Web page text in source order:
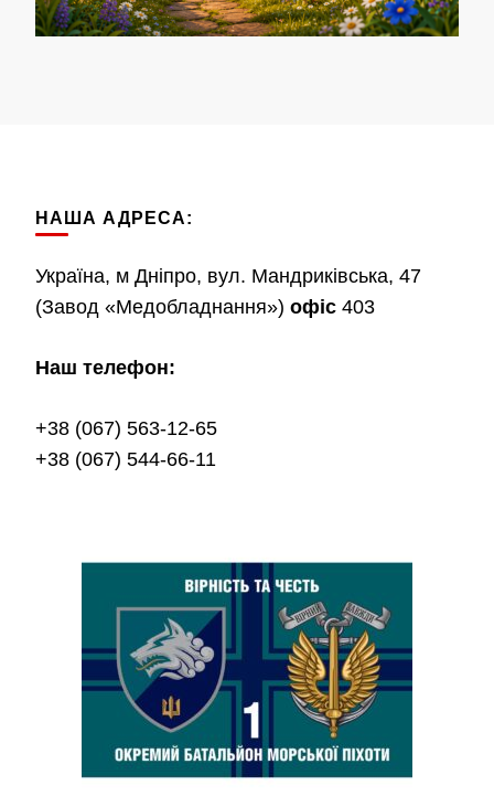
НАША АДРЕСА:
Україна, м Дніпро, вул. Мандриківська, 47
(Завод «Медобладнання») офіс 403
Наш телефон:
+38 (067) 563-12-65
+38 (067) 544-66-11